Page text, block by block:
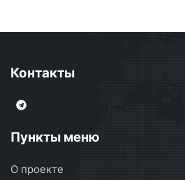
Контакты
Пункты меню
О проекте